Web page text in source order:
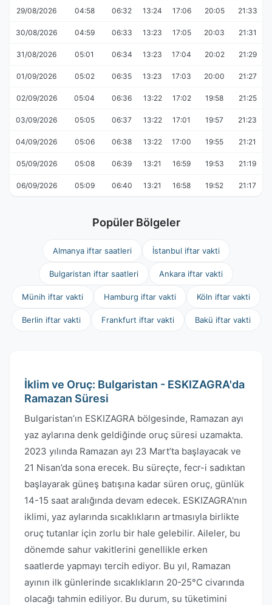
29/08/2026 04:58 06:32 13:24 17:06 20:05 21:33
30/08/2026 04:59 06:33 13:23 17:05 20:03 21:31
31/08/2026 05:01 06:34 13:23 17:04 20:02 21:29
01/09/2026 05:02 06:35 13:23 17:03 20:00 21:27
02/09/2026 05:04 06:36 13:22 17:02 19:58 21:25
03/09/2026 05:05 06:37 13:22 17:01 19:57 21:23
04/09/2026 05:06 06:38 13:22 17:00 19:55 21:21
05/09/2026 05:08 06:39 13:21 16:59 19:53 21:19
06/09/2026 05:09 06:40 13:21 16:58 19:52 21:17
Popüler Bölgeler
Almanya iftar saatleri İstanbul iftar vakti
Bulgaristan iftar saatleri Ankara iftar vakti
Münih iftar vakti Hamburg iftar vakti Köln iftar vakti
Berlin iftar vakti Frankfurt iftar vakti Bakü iftar vakti
İklim ve Oruç: Bulgaristan - ESKIZAGRA'da
Ramazan Süresi
Bulgaristan’ın ESKIZAGRA bölgesinde, Ramazan ayı
yaz aylarına denk geldiğinde oruç süresi uzamakta.
2023 yılında Ramazan ayı 23 Mart’ta başlayacak ve
21 Nisan’da sona erecek. Bu süreçte, fecr-i sadıktan
başlayarak güneş batışına kadar süren oruç, günlük
14-15 saat aralığında devam edecek. ESKIZAGRA'nın
iklimi, yaz aylarında sıcaklıkların artmasıyla birlikte
oruç tutanlar için zorlu bir hale gelebilir. Aileler, bu
dönemde sahur vakitlerini genellikle erken
saatlerde yapmayı tercih ediyor. Bu yıl, Ramazan
ayının ilk günlerinde sıcaklıkların 20-25°C civarında
olacağı tahmin ediliyor. Bu durum, su tüketimini